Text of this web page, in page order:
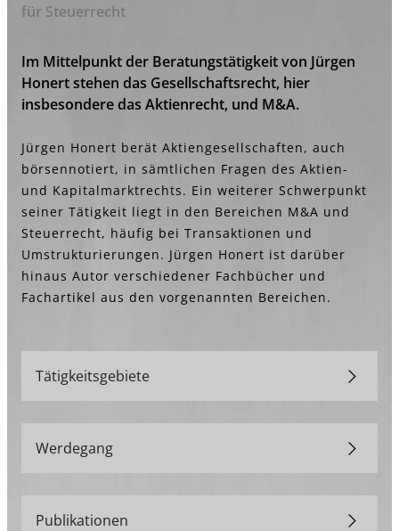
für Steuerrecht
Im Mittelpunkt der Beratungstätigkeit von Jürgen
Honert stehen das Gesellschaftsrecht, hier
insbesondere das Aktienrecht, und M&A.
Jürgen Honert berät Aktiengesellschaften, auch
börsennotiert, in sämtlichen Fragen des Aktien-
und Kapitalmarktrechts. Ein weiterer Schwerpunkt
seiner Tätigkeit liegt in den Bereichen M&A und
Steuerrecht, häufig bei Transaktionen und
Umstrukturierungen. Jürgen Honert ist darüber
hinaus Autor verschiedener Fachbücher und
Fachartikel aus den vorgenannten Bereichen.
Tätigkeitsgebiete
Werdegang
Publikationen